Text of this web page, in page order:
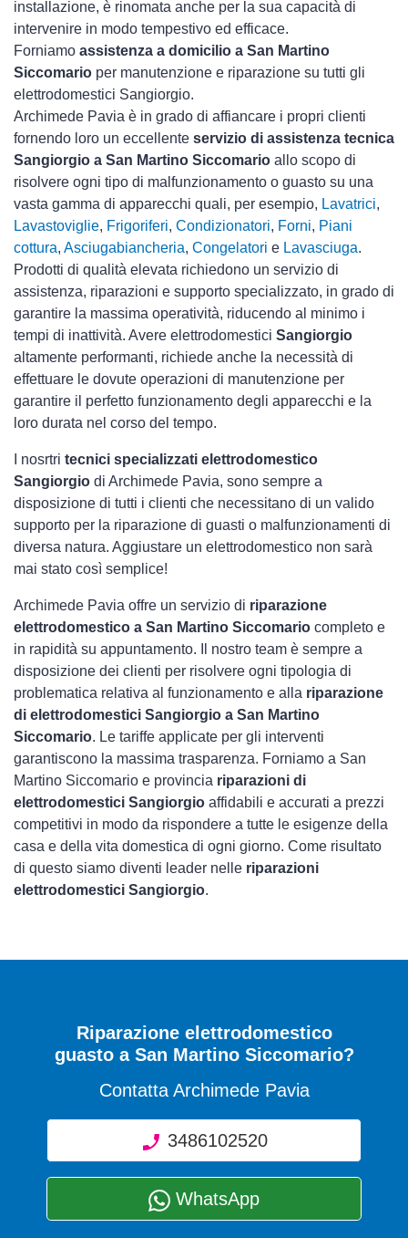
installazione, è rinomata anche per la sua capacità di
intervenire in modo tempestivo ed efficace.
Forniamo assistenza a domicilio a San Martino
Siccomario per manutenzione e riparazione su tutti gli
elettrodomestici Sangiorgio.
Archimede Pavia è in grado di affiancare i propri clienti
fornendo loro un eccellente servizio di assistenza tecnica
Sangiorgio a San Martino Siccomario allo scopo di
risolvere ogni tipo di malfunzionamento o guasto su una
vasta gamma di apparecchi quali, per esempio, Lavatrici,
Lavastoviglie, Frigoriferi, Condizionatori, Forni, Piani
cottura, Asciugabiancheria, Congelatori e Lavasciuga.
Prodotti di qualità elevata richiedono un servizio di
assistenza, riparazioni e supporto specializzato, in grado di
garantire la massima operatività, riducendo al minimo i
tempi di inattività. Avere elettrodomestici Sangiorgio
altamente performanti, richiede anche la necessità di
effettuare le dovute operazioni di manutenzione per
garantire il perfetto funzionamento degli apparecchi e la
loro durata nel corso del tempo.
I nosrtri tecnici specializzati elettrodomestico
Sangiorgio di Archimede Pavia, sono sempre a
disposizione di tutti i clienti che necessitano di un valido
supporto per la riparazione di guasti o malfunzionamenti di
diversa natura. Aggiustare un elettrodomestico non sarà
mai stato così semplice!
Archimede Pavia offre un servizio di riparazione
elettrodomestico a San Martino Siccomario completo e
in rapidità su appuntamento. Il nostro team è sempre a
disposizione dei clienti per risolvere ogni tipologia di
problematica relativa al funzionamento e alla riparazione
di elettrodomestici Sangiorgio a San Martino
Siccomario. Le tariffe applicate per gli interventi
garantiscono la massima trasparenza. Forniamo a San
Martino Siccomario e provincia riparazioni di
elettrodomestici Sangiorgio affidabili e accurati a prezzi
competitivi in modo da rispondere a tutte le esigenze della
casa e della vita domestica di ogni giorno. Come risultato
di questo siamo diventi leader nelle riparazioni
elettrodomestici Sangiorgio.
Riparazione elettrodomestico
guasto a San Martino Siccomario?
Contatta Archimede Pavia
3486102520
WhatsApp